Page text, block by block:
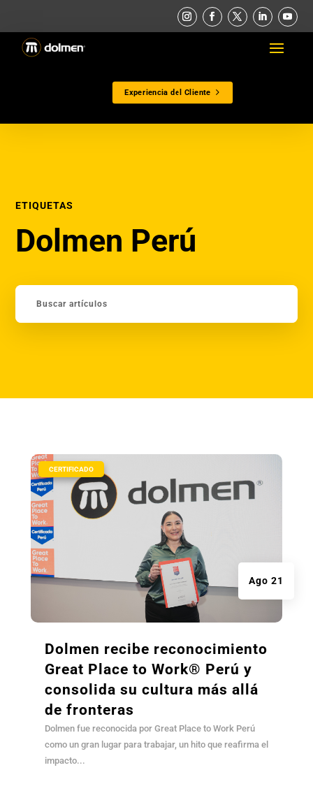
Experiencia del Cliente
ETIQUETAS
Dolmen Perú
Dolmen recibe reconocimiento
Great Place to Work® Perú y
consolida su cultura más allá
de fronteras
Ago 21
CERTIFICADO
Dolmen fue reconocida por Great Place to Work Perú
como un gran lugar para trabajar, un hito que reafirma el
impacto...